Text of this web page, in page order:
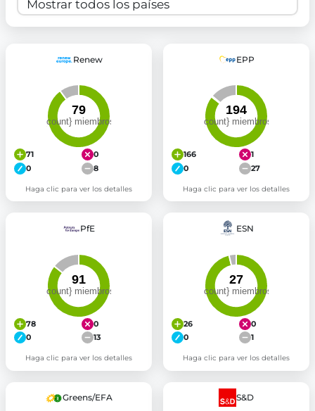
Renew
71
0
0
8
Haga clic para ver los detalles
EPP
166
1
0
27
Haga clic para ver los detalles
PfE
78
0
0
13
Haga clic para ver los detalles
ESN
26
0
0
1
Haga clic para ver los detalles
Greens/EFA S&D